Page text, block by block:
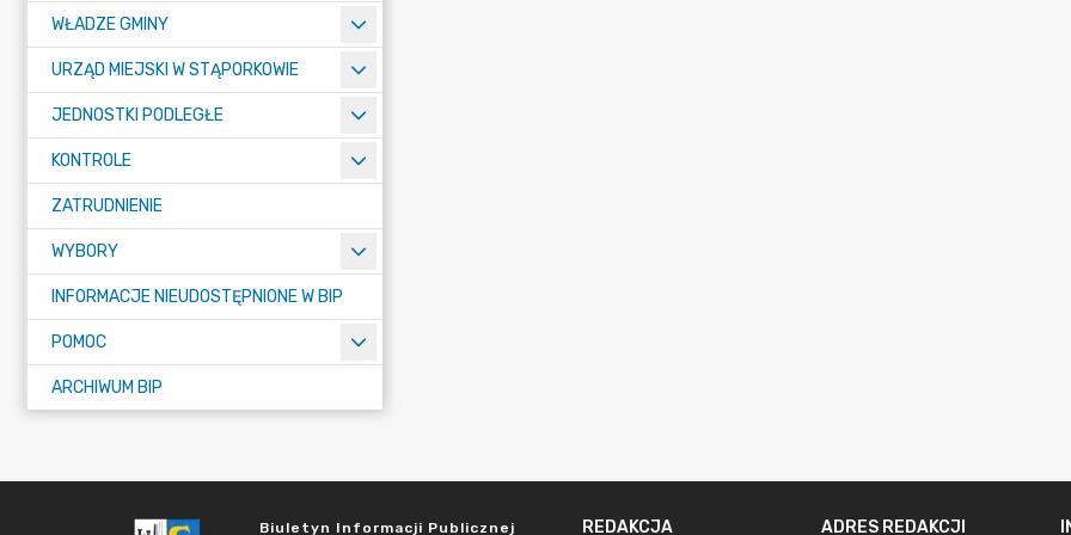
WŁADZE GMINY
URZĄD MIEJSKI W STĄPORKOWIE
JEDNOSTKI PODLEGŁE
KONTROLE
ZATRUDNIENIE
WYBORY
INFORMACJE NIEUDOSTĘPNIONE W BIP
POMOC
ARCHIWUM BIP
Biuletyn Informacji Publicznej REDAKCJA ADRES REDAKCJI